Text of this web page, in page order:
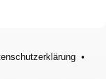
•